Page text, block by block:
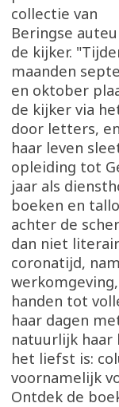
collectie van
Beringse
de kijker.
maanden
en oktober
de kijker via
door letters,
haar leven
opleiding tot
jaar als
boeken en
achter de
dan niet
coronatijd,
handen tot
haar dagen
natuurlijk haar
het liefst is:
voornamelijk
Ontdek de